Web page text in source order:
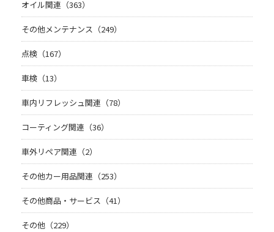
オイル関連（363）
その他メンテナンス（249）
点検（167）
車検（13）
車内リフレッシュ関連（78）
コーティング関連（36）
車外リペア関連（2）
その他カー用品関連（253）
その他商品・サービス（41）
その他（229）